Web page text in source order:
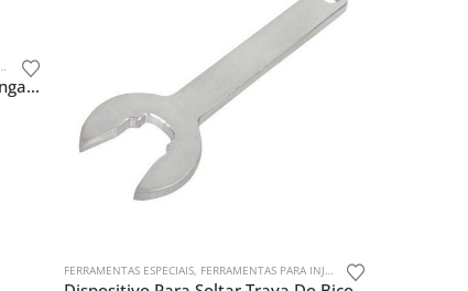
,
Instalador E Guia Retentor De Bengala Ybr 125
FERRAMENTAS ESPECIAIS, FERRAMENTAS PARA INJEÇÃO